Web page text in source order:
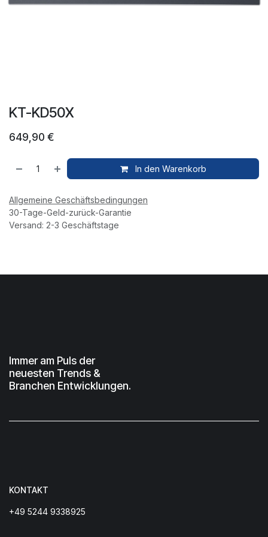
KT-KD50X
649,90 €
In den Warenkorb
Allgemeine Geschäftsbedingungen
30-Tage-Geld-zurück-Garantie
Versand: 2-3 Geschäftstage
Immer am Puls der
neuesten Trends &
Branchen Entwicklungen.
KONTAKT
+49 5244 9338925